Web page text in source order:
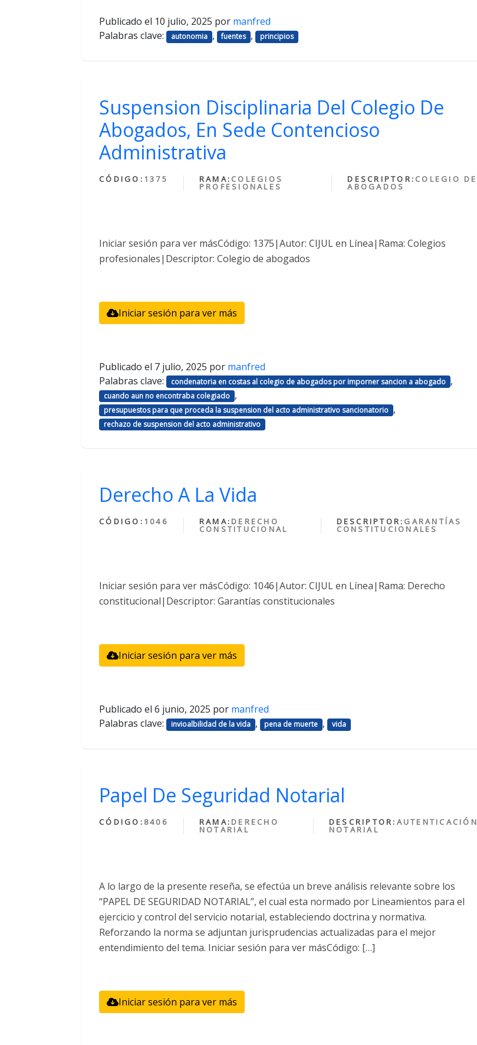
Publicado el 10 julio, 2025 por manfred
Palabras clave:
autonomia , fuentes , principios
Suspension Disciplinaria Del Colegio De
Abogados, En Sede Contencioso
Administrativa
CÓDIGO: 1375 RAMA: COLEGIOS
PROFESIONALES
DESCRIPTOR: COLEGIO DE
ABOGADOS
Iniciar sesión para ver másCódigo: 1375|Autor: CIJUL en Línea|Rama: Colegios
profesionales|Descriptor: Colegio de abogados
Iniciar sesión para ver más
Publicado el 7 julio, 2025 por manfred
Palabras clave:
condenatoria en costas al colegio de abogados por imporner sancion a abogado ,
cuando aun no encontraba colegiado ,
presupuestos para que proceda la suspension del acto administrativo sancionatorio ,
rechazo de suspension del acto administrativo
Derecho A La Vida
CÓDIGO: 1046 RAMA: DERECHO
CONSTITUCIONAL
DESCRIPTOR: GARANTÍAS
CONSTITUCIONALES
Iniciar sesión para ver másCódigo: 1046|Autor: CIJUL en Línea|Rama: Derecho
constitucional|Descriptor: Garantías constitucionales
Iniciar sesión para ver más
Publicado el 6 junio, 2025 por manfred
Palabras clave:
invioalbilidad de la vida , pena de muerte , vida
Papel De Seguridad Notarial
CÓDIGO: 8406 RAMA: DERECHO
NOTARIAL
DESCRIPTOR: AUTENTICACIÓN
NOTARIAL
A lo largo de la presente reseña, se efectúa un breve análisis relevante sobre los
“PAPEL DE SEGURIDAD NOTARIAL”, el cual esta normado por Lineamientos para el
ejercicio y control del servicio notarial, estableciendo doctrina y normativa.
Reforzando la norma se adjuntan jurisprudencias actualizadas para el mejor
entendimiento del tema. Iniciar sesión para ver másCódigo: […]
Iniciar sesión para ver más